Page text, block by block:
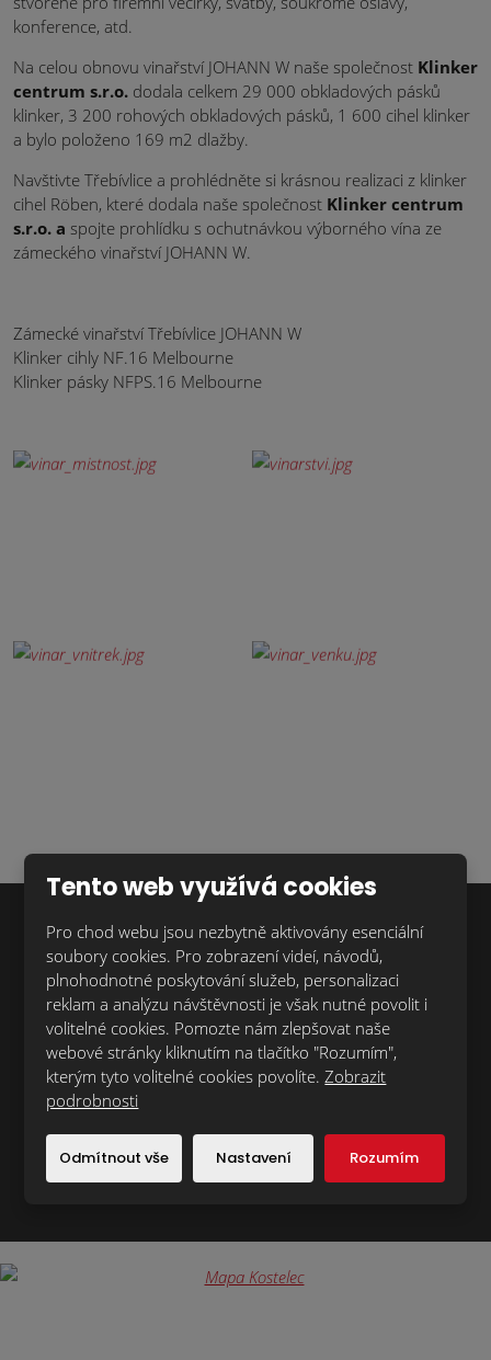
konference, atd.
Na celou obnovu vinařství JOHANN W naše společnost Klinker
centrum s.r.o. dodala celkem 29 000 obkladových pásků
klinker, 3 200 rohových obkladových pásků, 1 600 cihel klinker
a bylo položeno 169 m2 dlažby.
Navštivte Třebívlice a prohlédněte si krásnou realizaci z klinker
cihel Röben, které dodala naše společnost Klinker centrum
s.r.o. a spojte prohlídku s ochutnávkou výborného vína ze
zámeckého vinařství JOHANN W.
Zámecké vinařství Třebívlice JOHANN W
Klinker cihly NF.16 Melbourne
Klinker pásky NFPS.16 Melbourne
Chcete dostávat novinky z naší nabídky
první?
Registrovat adresu
Souhlasím se zpracovánímosobních údajů.
Tento web využívá cookies
Pro chod webu jsou nezbytně aktivovány esenciální
soubory cookies. Pro zobrazení videí, návodů,
plnohodnotné poskytování služeb, personalizaci
reklam a analýzu návštěvnosti je však nutné povolit i
volitelné cookies. Pomozte nám zlepšovat naše
webové stránky kliknutím na tlačítko "Rozumím",
kterým tyto volitelné cookies povolíte.Zobrazit
podrobnosti
Odmítnout vše Nastavení Rozumím